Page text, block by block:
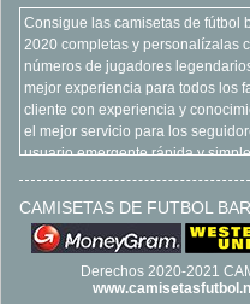
Consigue las camisetas de fútbol
2020 completas y personalízalas
números de jugadores
mejor experiencia para todos los
cliente con experiencia y
el mejor servicio para los
usuario emergente rápida y
claridad y seguridad, todo como
de futbol baratas. Esperamos su
CAMISETAS DE FUTBOL
Derechos 2020-2021